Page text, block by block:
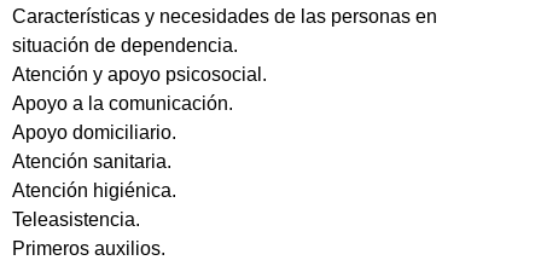
Características y necesidades de las personas en
situación de dependencia.
Atención y apoyo psicosocial.
Apoyo a la comunicación.
Apoyo domiciliario.
Atención sanitaria.
Atención higiénica.
Teleasistencia.
Primeros auxilios.